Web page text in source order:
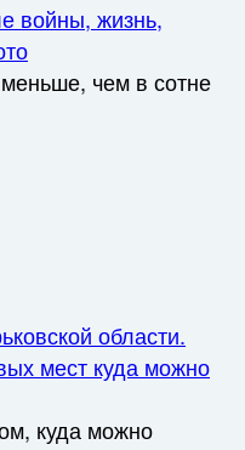
войны, жизнь,
чем в сотне
области.
мест куда можно
куда можно